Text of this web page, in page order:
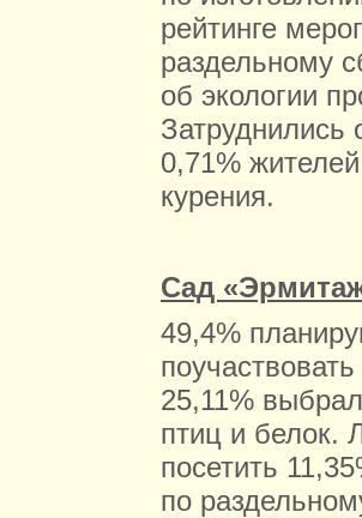
рейтинге
раздельному
об экологии
Затруднились
0,71%
курения.
Сад
49,4%
25,11%
птиц и белок.
посетить
по